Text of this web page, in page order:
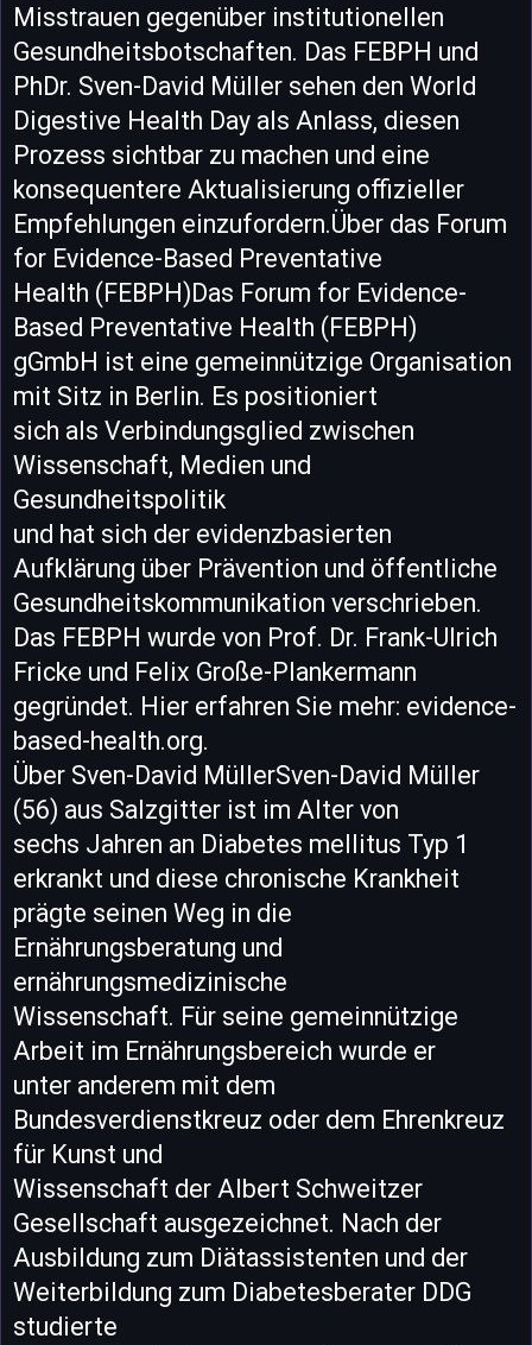
Misstrauen gegenüber institutionellen
Gesundheitsbotschaften. Das FEBPH und
PhDr. Sven-David Müller sehen den World
Digestive Health Day als Anlass, diesen
Prozess sichtbar zu machen und eine
konsequentere Aktualisierung offizieller
Empfehlungen einzufordern.Über das Forum
for Evidence-Based Preventative
Health (FEBPH)Das Forum for Evidence-
Based Preventative Health (FEBPH)
gGmbH ist eine gemeinnützige Organisation
mit Sitz in Berlin. Es positioniert
sich als Verbindungsglied zwischen
Wissenschaft, Medien und
Gesundheitspolitik
und hat sich der evidenzbasierten
Aufklärung über Prävention und öffentliche
Gesundheitskommunikation verschrieben.
Das FEBPH wurde von Prof. Dr. Frank-Ulrich
Fricke und Felix Große-Plankermann
gegründet. Hier erfahren Sie mehr: evidence-
based-health.org.
Über Sven-David MüllerSven-David Müller
(56) aus Salzgitter ist im Alter von
sechs Jahren an Diabetes mellitus Typ 1
erkrankt und diese chronische Krankheit
prägte seinen Weg in die
Ernährungsberatung und
ernährungsmedizinische
Wissenschaft. Für seine gemeinnützige
Arbeit im Ernährungsbereich wurde er
unter anderem mit dem
Bundesverdienstkreuz oder dem Ehrenkreuz
für Kunst und
Wissenschaft der Albert Schweitzer
Gesellschaft ausgezeichnet. Nach der
Ausbildung zum Diätassistenten und der
Weiterbildung zum Diabetesberater DDG
studierte